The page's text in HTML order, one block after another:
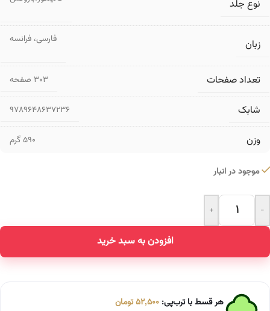
نوع جلد
زبان فارسی، فرانسه
تعداد صفحات ۳۰۳ صفحه
شابک 9789648637236
وزن 590 گرم
موجود در انبار
-
+
افزودن به سبد خرید
Alternative:
هر قسط با ترب‌پی: 52,500تومان